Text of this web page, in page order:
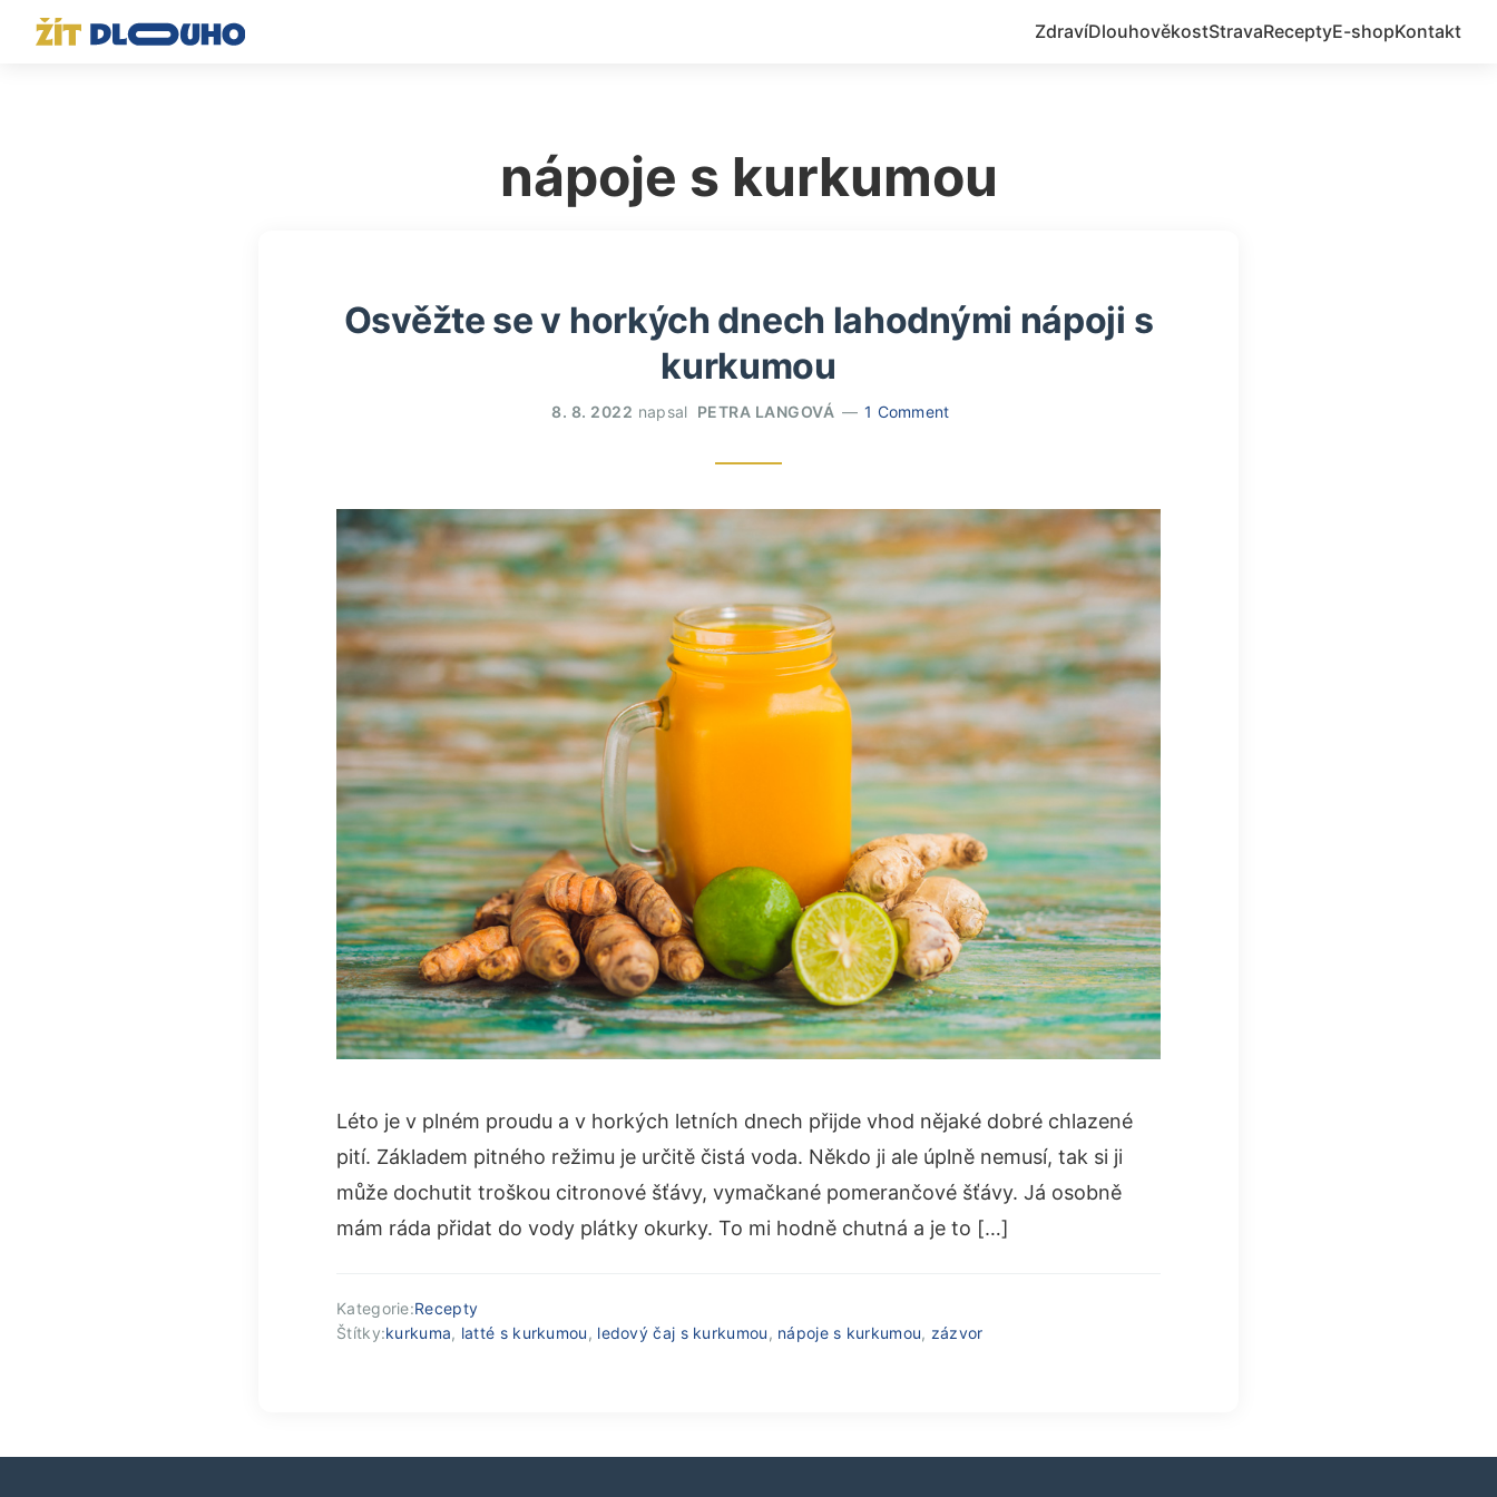
ZdravíDlouhověkostStravaReceptyE-shopKontakt
nápoje s kurkumou
Osvěžte se v horkých dnech lahodnými nápoji s
kurkumou
8. 8. 2022 napsal PETRA LANGOVÁ 1 Comment
Léto je v plném proudu a v horkých letních dnech přijde vhod nějaké dobré chlazené
pití. Základem pitného režimu je určitě čistá voda. Někdo ji ale úplně nemusí, tak si ji
může dochutit troškou citronové šťávy, vymačkané pomerančové šťávy. Já osobně
mám ráda přidat do vody plátky okurky. To mi hodně chutná a je to […]
Kategorie:Recepty
Štítky:kurkuma, latté s kurkumou, ledový čaj s kurkumou, nápoje s kurkumou, zázvor